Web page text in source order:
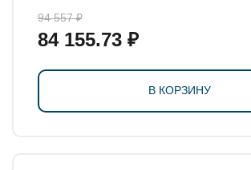
94 557 ₽
84 155.73 ₽
В КОРЗИНУ